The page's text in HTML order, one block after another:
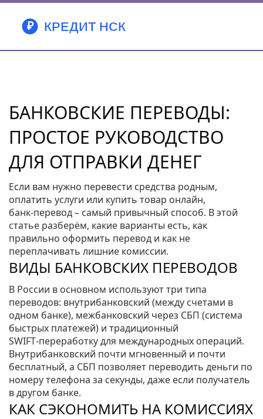
БАНКОВСКИЕ ПЕРЕВОДЫ:
ПРОСТОЕ РУКОВОДСТВО
ДЛЯ ОТПРАВКИ ДЕНЕГ
Если вам нужно перевести средства родным,
оплатить услуги или купить товар онлайн,
банк‑перевод – самый привычный способ. В этой
статье разберём, какие варианты есть, как
правильно оформить перевод и как не
переплачивать лишние комиссии.
ВИДЫ БАНКОВСКИХ ПЕРЕВОДОВ
В России в основном используют три типа
переводов: внутрибанковский (между счетами в
одном банке), межбанковский через СБП (система
быстрых платежей) и традиционный
SWIFT‑переработку для международных операций.
Внутрибанковский почти мгновенный и почти
бесплатный, а СБП позволяет переводить деньги по
номеру телефона за секунды, даже если получатель
в другом банке.
КАК СЭКОНОМИТЬ НА КОМИССИЯХ